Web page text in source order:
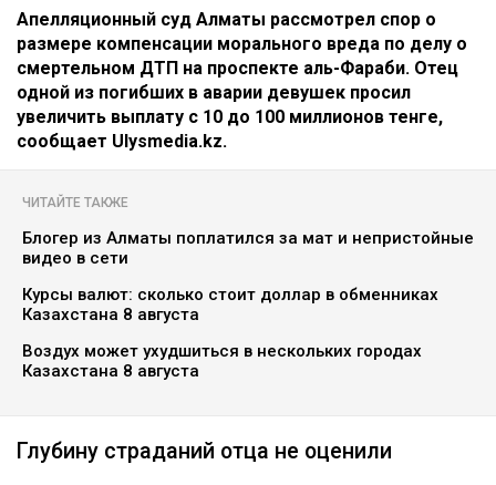
Апелляционный суд Алматы рассмотрел спор о
размере компенсации морального вреда по делу о
смертельном ДТП на проспекте аль-Фараби. Отец
одной из погибших в аварии девушек просил
увеличить выплату с 10 до 100 миллионов тенге,
сообщает Ulysmedia.kz.
ЧИТАЙТЕ ТАКЖЕ
Блогер из Алматы поплатился за мат и непристойные
видео в сети
Курсы валют: сколько стоит доллар в обменниках
Казахстана 8 августа
Воздух может ухудшиться в нескольких городах
Казахстана 8 августа
Глубину страданий отца не оценили